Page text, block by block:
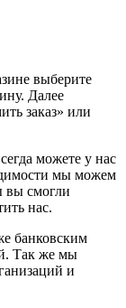
выберите
Далее
заказ» или
можете у нас
мы можем
вы смогли
нас.
банковским
Так же мы
и